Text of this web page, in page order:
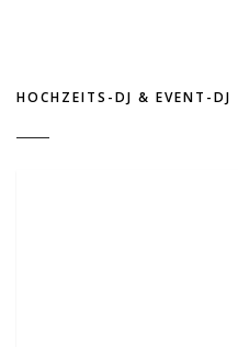
HOCHZEITS-DJ & EVENT-DJ